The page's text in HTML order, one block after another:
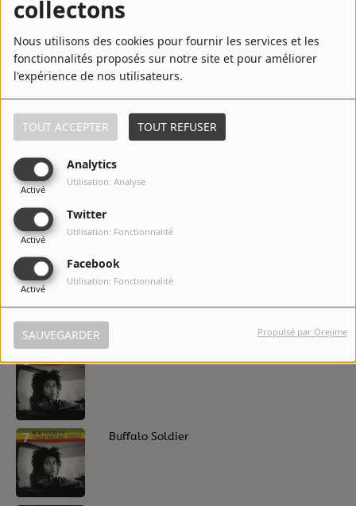
collectons
Nous utilisons des cookies pour fournir les services et les
fonctionnalités proposés sur notre site et pour améliorer
l'expérience de nos utilisateurs.
TOUT ACCEPTER TOUT REFUSER
Analytics
Activé
Utilisation: Analyse
Twitter
Activé
Utilisation: Fonctionnalité
Facebook
Activé
Utilisation: Fonctionnalité
SAUVEGARDER Propulsé par Orejime
2 Is This Love
3 One Love
4
5 Sun Is Shining
6 Could You Be Loved
7 Buffalo Soldier